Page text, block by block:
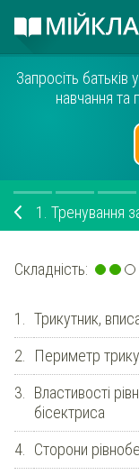
Запросіть
навчання та
1. Тренування
Складність:
1. Трикутник,
2. Периметр
3.
Властивості
бісектриса
4. Сторони